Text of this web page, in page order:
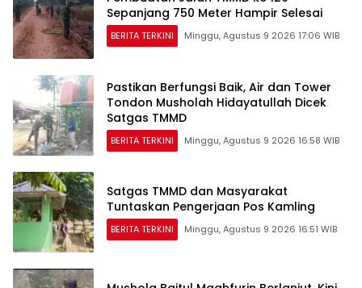
Sepanjang 750 Meter Hampir Selesai
BERITA TERKINI Minggu, Agustus 9 2026 17:06 WIB
Pastikan Berfungsi Baik, Air dan Tower
Tondon Musholah Hidayatullah Dicek
Satgas TMMD
BERITA TERKINI Minggu, Agustus 9 2026 16:58 WIB
Satgas TMMD dan Masyarakat
Tuntaskan Pengerjaan Pos Kamling
BERITA TERKINI Minggu, Agustus 9 2026 16:51 WIB